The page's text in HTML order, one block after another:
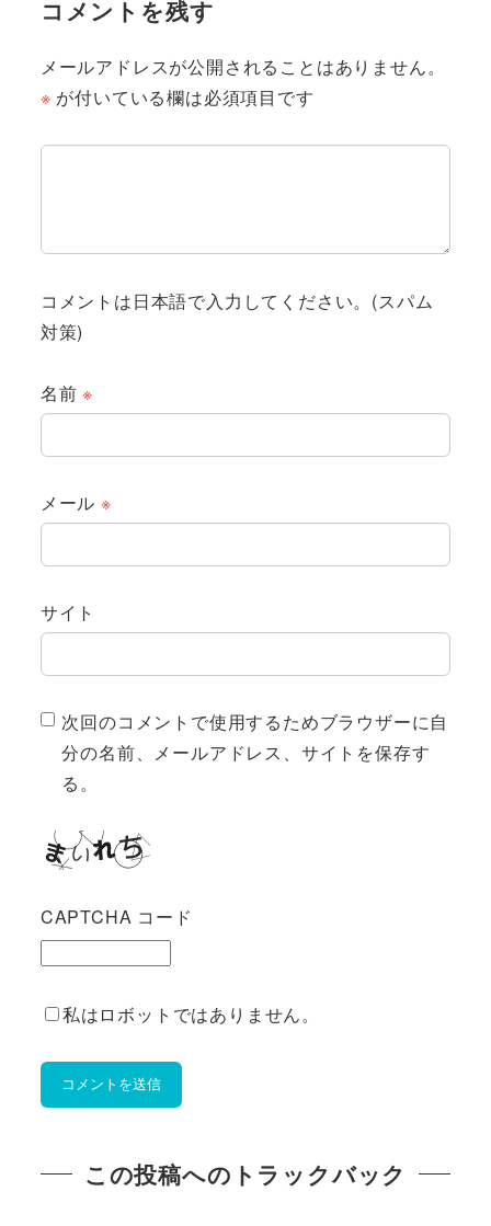
コメントを残す
メールアドレスが公開されることはありません。
※ が付いている欄は必須項目です
コメントは日本語で入力してください。(スパム
対策)
名前※
メール ※
サイト
次回のコメントで使用するためブラウザーに自
分の名前、メールアドレス、サイトを保存す
る。
CAPTCHA コード
私はロボットではありません。
この投稿へのトラックバック